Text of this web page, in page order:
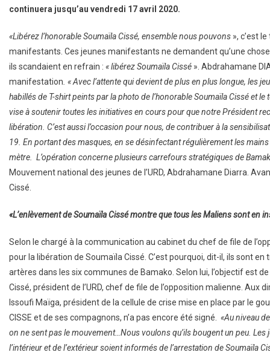
continuera jusqu’au vendredi 17 avril 2020.
«Libérez l’honorable Soumaïla Cissé, ensemble nous pouvons », c’est
manifestants. Ces jeunes manifestants ne demandent qu’une
ils scandaient en refrain : « libérez Soumaïla Cissé ». Abdrahamane
manifestation . « Avec l’attente qui devient de plus en plus longue, les
habillés de T-shirt peints par la photo de l’honorable Soumaïla Cissé et le
vise à soutenir toutes les initiatives en cours pour que notre Président
libération. C’est aussi l’occasion pour nous, de contribuer à la
19. En portant des masques, en se désinfectant régulièrement les
mètre. L’opération concerne plusieurs carrefours stratégiques de
Mouvement national des jeunes de l’URD, Abdrahamane Diarra.
Cissé.
«L’enlèvement de Soumaïla Cissé montre que tous les Maliens sont en
Selon le chargé à la communication au cabinet du chef de file de
pour la libération de Soumaïla Cissé. C’est pourquoi, dit-il, ils sont
artères dans les six communes de Bamako. Selon lui, l’objectif est
Cissé, président de l’URD, chef de file de l’opposition malienne.
Issoufi Maïga, président de la cellule de crise mise en place par le
CISSE et de ses compagnons, n’a pas encore été signé. «Au niveau
on ne sent pas le mouvement…Nous voulons qu’ils bougent un peu.
l’intérieur et de l’extérieur soient informés de l’arrestation de Soumaïla